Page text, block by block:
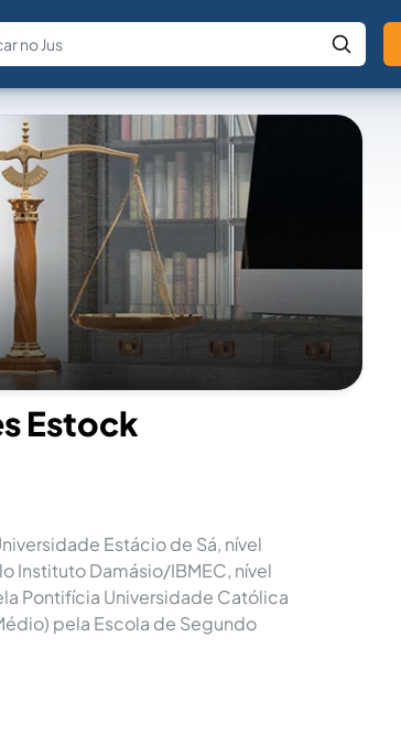
Fale com a IA Buscar no Jus
Estock
Estácio de Sá, nível
Instituto Damásio/IBMEC, nível
Pontifícia Universidade Católica
pela Escola de Segundo